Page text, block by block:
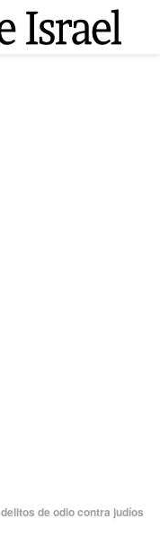
de odio contra judíos